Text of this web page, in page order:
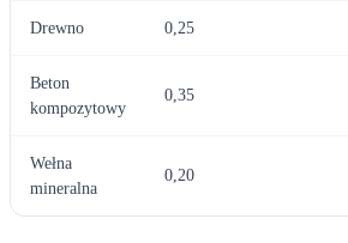
Drewno 0,25
Beton
kompozytowy
0,35
Wełna
mineralna
0,20